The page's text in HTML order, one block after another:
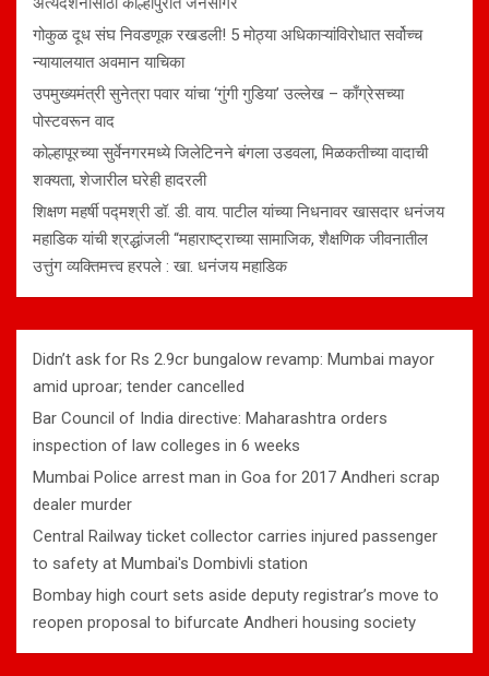
गोकुळ दूध संघ निवडणूक रखडली! 5 मोठ्या अधिकाऱ्यांविरोधात सर्वोच्च
न्यायालयात अवमान याचिका
उपमुख्यमंत्री सुनेत्रा पवार यांचा ‘गुंगी गुडिया’ उल्लेख – काँग्रेसच्या
पोस्टवरून वाद
कोल्हापूरच्या सुर्वेनगरमध्ये जिलेटिनने बंगला उडवला, मिळकतीच्या वादाची
शक्यता, शेजारील घरेही हादरली
शिक्षण महर्षी पद्मश्री डॉ. डी. वाय. पाटील यांच्या निधनावर खासदार धनंजय
महाडिक यांची श्रद्धांजली “महाराष्ट्राच्या सामाजिक, शैक्षणिक जीवनातील
उत्तुंग व्यक्तिमत्त्व हरपले : खा. धनंजय महाडिक
Didn’t ask for Rs 2.9cr bungalow revamp: Mumbai mayor
amid uproar; tender cancelled
Bar Council of India directive: Maharashtra orders
inspection of law colleges in 6 weeks
Mumbai Police arrest man in Goa for 2017 Andheri scrap
dealer murder
Central Railway ticket collector carries injured passenger
to safety at Mumbai's Dombivli station
Bombay high court sets aside deputy registrar’s move to
reopen proposal to bifurcate Andheri housing society